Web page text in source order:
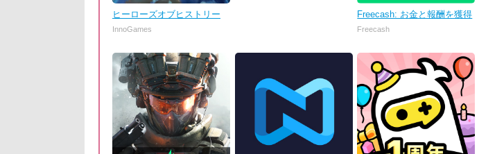
ヒーローズオブヒストリー
InnoGames
Freecash: お金と報酬を獲得
Freecash